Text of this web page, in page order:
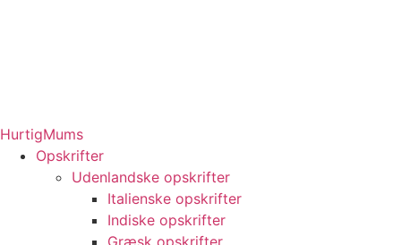
HurtigMums
Opskrifter
Udenlandske opskrifter
Italienske opskrifter
Indiske opskrifter